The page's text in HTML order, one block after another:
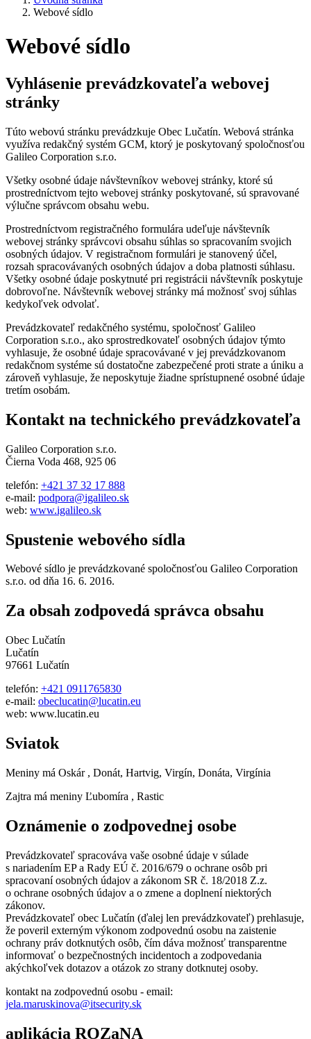
Webové sídlo
Webové sídlo
Vyhlásenie prevádzkovateľa webovej
stránky
Túto webovú stránku prevádzkuje Obec Lučatín. Webová stránka
využíva redakčný systém GCM, ktorý je poskytovaný spoločnosťou
Galileo Corporation s.r.o.
Všetky osobné údaje návštevníkov webovej stránky, ktoré sú
prostredníctvom tejto webovej stránky poskytované, sú spravované
výlučne správcom obsahu webu.
Prostredníctvom registračného formulára udeľuje návštevník
webovej stránky správcovi obsahu súhlas so spracovaním svojich
osobných údajov. V registračnom formulári je stanovený účel,
rozsah spracovávaných osobných údajov a doba platnosti súhlasu.
Všetky osobné údaje poskytnuté pri registrácii návštevník poskytuje
dobrovoľne. Návštevník webovej stránky má možnosť svoj súhlas
kedykoľvek odvolať.
Prevádzkovateľ redakčného systému, spoločnosť Galileo
Corporation s.r.o., ako sprostredkovateľ osobných údajov týmto
vyhlasuje, že osobné údaje spracovávané v jej prevádzkovanom
redakčnom systéme sú dostatočne zabezpečené proti strate a úniku a
zároveň vyhlasuje, že neposkytuje žiadne sprístupnené osobné údaje
tretím osobám.
Kontakt na technického prevádzkovateľa
Galileo Corporation s.r.o.
Čierna Voda 468, 925 06
telefón: +421 37 32 17 888
e-mail: podpora@igalileo.sk
web: www.igalileo.sk
Spustenie webového sídla
Webové sídlo je prevádzkované spoločnosťou Galileo Corporation
s.r.o. od dňa 16. 6. 2016.
Za obsah zodpovedá správca obsahu
Obec Lučatín
Lučatín
97661 Lučatín
telefón: +421 0911765830
e-mail: obeclucatin@lucatin.eu
web: www.lucatin.eu
Sviatok
Meniny má Oskár , Donát, Hartvig, Virgín, Donáta, Virgínia
Zajtra má meniny Ľubomíra , Rastic
Oznámenie o zodpovednej osobe
Prevádzkovateľ spracováva vaše osobné údaje v súlade
s nariadením EP a Rady EÚ č. 2016/679 o ochrane osôb pri
spracovaní osobných údajov a zákonom SR č. 18/2018 Z.z.
o ochrane osobných údajov a o zmene a doplnení niektorých
zákonov.
Prevádzkovateľ obec Lučatín (ďalej len prevádzkovateľ) prehlasuje,
že poveril externým výkonom zodpovednú osobu na zaistenie
ochrany práv dotknutých osôb, čím dáva možnosť transparentne
informovať o bezpečnostných incidentoch a zodpovedania
akýchkoľvek dotazov a otázok zo strany dotknutej osoby.
kontakt na zodpovednú osobu - email:
jela.maruskinova@itsecurity.sk
aplikácia ROZaNA